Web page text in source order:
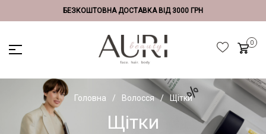
БЕЗКОШТОВНА ДОСТАВКА ВІД 3000 ГРН
Головна Волосся Щітки
Щітки